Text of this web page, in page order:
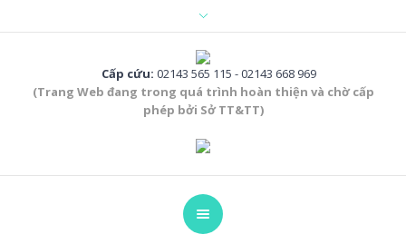
Cấp cứu: 02143 565 115 - 02143 668 969
(Trang Web đang trong quá trình hoàn thiện và chờ cấp
phép bởi Sở TT&TT)